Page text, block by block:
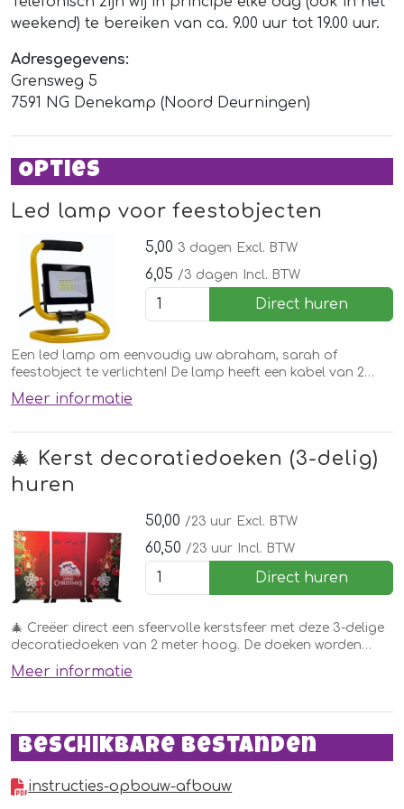
weekend) te bereiken van ca. 9.00 uur tot 19.00 uur.
Adresgegevens:
Grensweg 5
7591 NG Denekamp (Noord Deurningen)
Opties
Led lamp voor feestobjecten
5,00 3 dagen Excl. BTW
6,05 /3 dagen Incl. BTW
Direct huren
Een led lamp om eenvoudig uw abraham, sarah of
feestobject te verlichten! De lamp heeft een kabel van 2
meter.
Meer informatie
🎄 Kerst decoratiedoeken (3-delig)
huren
50,00 /23 uur Excl. BTW
60,50 /23 uur Incl. BTW
Direct huren
🎄 Creëer direct een sfeervolle kerstsfeer met deze 3-delige
decoratiedoeken van 2 meter hoog. De doeken worden
geleverd inclusief frame en zijn flexibel te plaatsen.
Meer informatie
Beschikbare bestanden
instructies-opbouw-afbouw